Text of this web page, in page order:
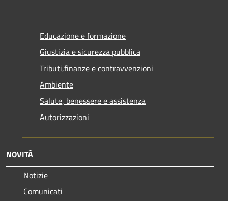
Educazione e formazione
Giustizia e sicurezza pubblica
Tributi,finanze e contravvenzioni
Ambiente
Salute, benessere e assistenza
Autorizzazioni
NOVITÀ
Notizie
Comunicati